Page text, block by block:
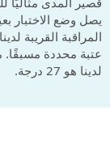
المراقبة القريبة
عتبة محددة مسبقًا.
لدينا هو 27 درجة.